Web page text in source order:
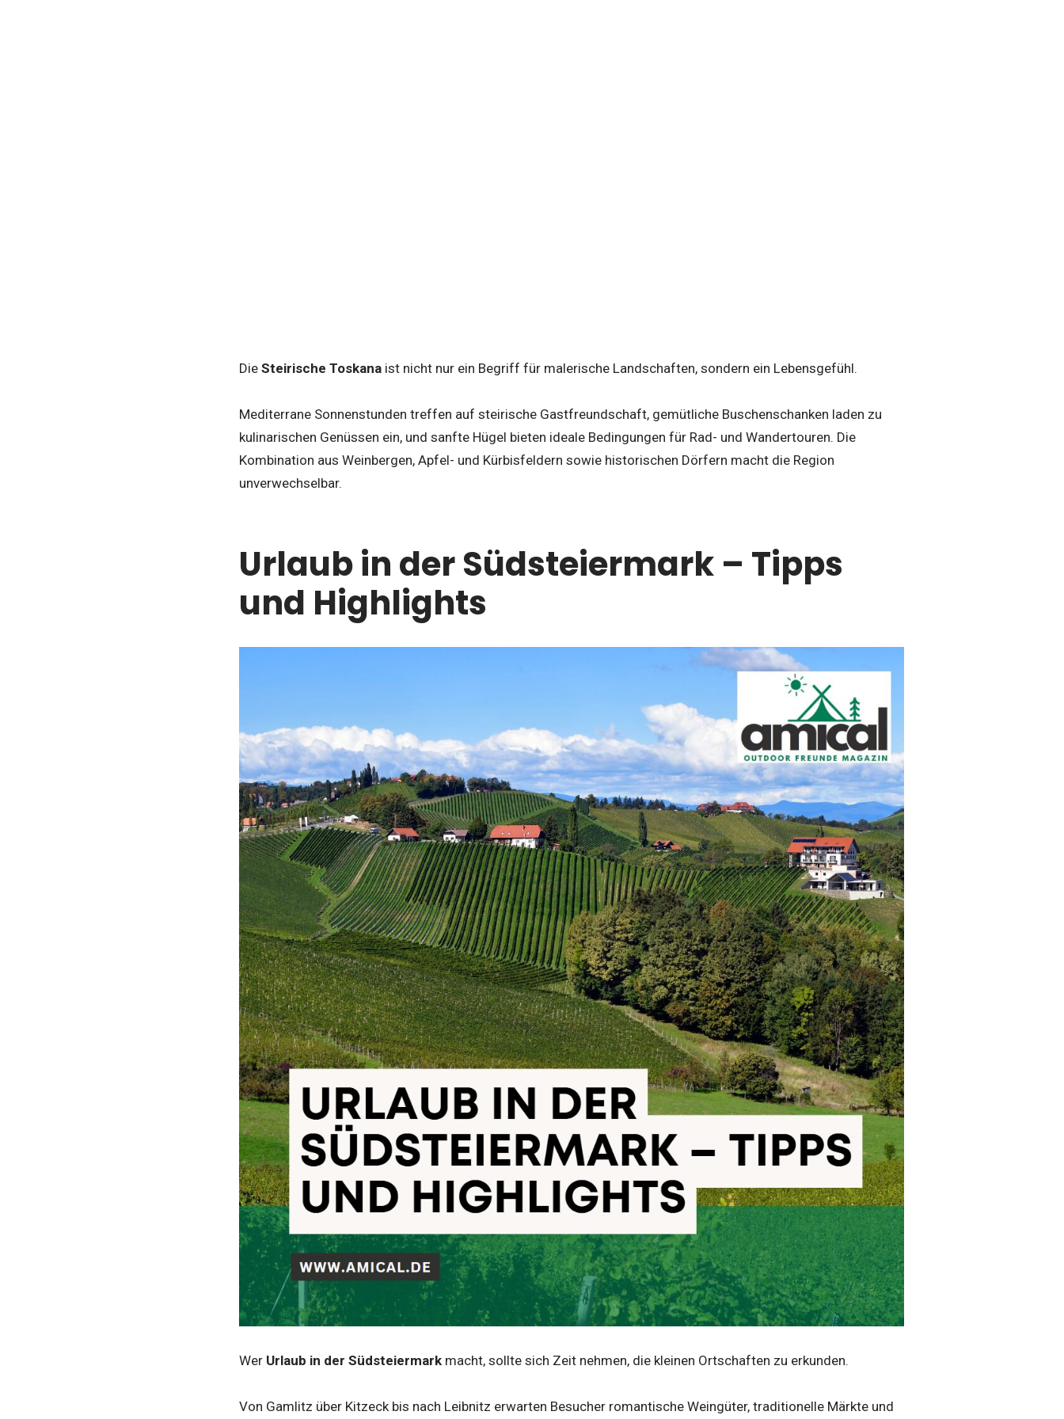
Die Steirische Toskana ist nicht nur ein Begriff für malerische Landschaften, sondern ein Lebensgefühl.
Mediterrane Sonnenstunden treffen auf steirische Gastfreundschaft, gemütliche Buschenschanken laden zu
kulinarischen Genüssen ein, und sanfte Hügel bieten ideale Bedingungen für Rad- und Wandertouren. Die
Kombination aus Weinbergen, Apfel- und Kürbisfeldern sowie historischen Dörfern macht die Region
unverwechselbar.
Urlaub in der Südsteiermark – Tipps
und Highlights
Wer Urlaub in der Südsteiermark macht, sollte sich Zeit nehmen, die kleinen Ortschaften zu erkunden.
Von Gamlitz über Kitzeck bis nach Leibnitz erwarten Besucher romantische Weingüter, traditionelle Märkte und